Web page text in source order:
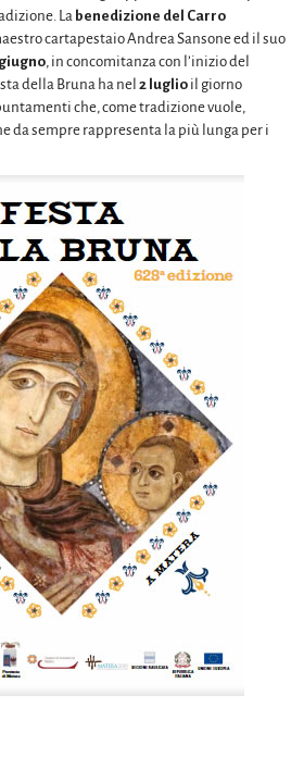
La benedizione del Carro
cartapestaio Andrea Sansone ed il suo
, in concomitanza con l’inizio del
della Bruna ha nel 2 luglio il giorno
che, come tradizione vuole,
da sempre rappresenta la più lunga per i